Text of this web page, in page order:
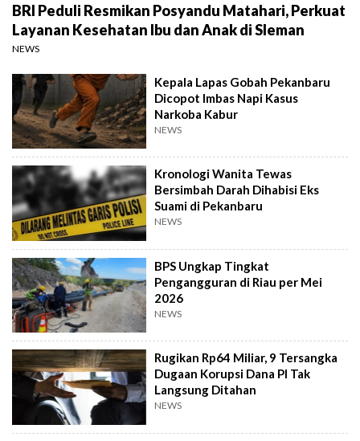
BRI Peduli Resmikan Posyandu Matahari, Perkuat
Layanan Kesehatan Ibu dan Anak di Sleman
NEWS
Kepala Lapas Gobah Pekanbaru
Dicopot Imbas Napi Kasus
Narkoba Kabur
NEWS
Kronologi Wanita Tewas
Bersimbah Darah Dihabisi Eks
Suami di Pekanbaru
NEWS
BPS Ungkap Tingkat
Pengangguran di Riau per Mei
2026
NEWS
Rugikan Rp64 Miliar, 9 Tersangka
Dugaan Korupsi Dana PI Tak
Langsung Ditahan
NEWS